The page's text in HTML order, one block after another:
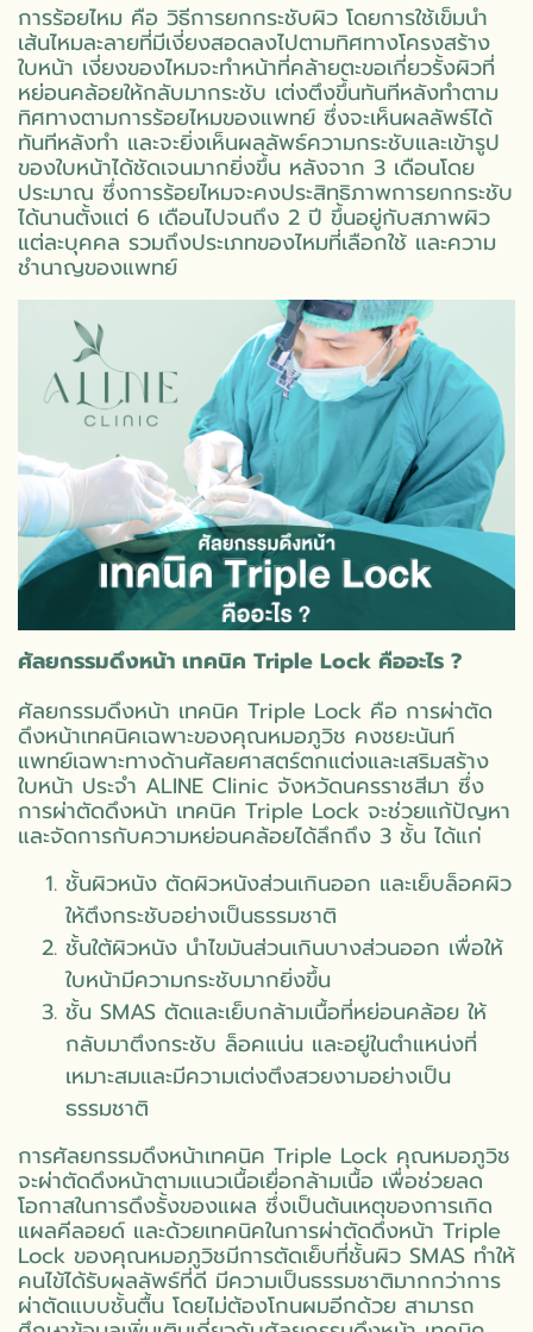
การร้อยไหม คือ วิธีการยกกระชับผิว โดยการใช้เข็มนำ
เส้นไหมละลายที่มีเงี่ยงสอดลงไปตามทิศทางโครงสร้าง
ใบหน้า เงี่ยงของไหมจะทำหน้าที่คล้ายตะขอเกี่ยวรั้งผิวที่
หย่อนคล้อยให้กลับมากระชับ เต่งตึงขึ้นทันทีหลังทำตาม
ทิศทางตามการร้อยไหมของแพทย์ ซึ่งจะเห็นผลลัพธ์ได้
ทันทีหลังทำ และจะยิ่งเห็นผลลัพธ์ความกระชับและเข้ารูป
ของใบหน้าได้ชัดเจนมากยิ่งขึ้น หลังจาก 3 เดือนโดย
ประมาณ ซึ่งการร้อยไหมจะคงประสิทธิภาพการยกกระชับ
ได้นานตั้งแต่ 6 เดือนไปจนถึง 2 ปี ขึ้นอยู่กับสภาพผิว
แต่ละบุคคล รวมถึงประเภทของไหมที่เลือกใช้ และความ
ชำนาญของแพทย์
ศัลยกรรมดึงหน้า เทคนิค Triple Lock คืออะไร ?
ศัลยกรรมดึงหน้า เทคนิค Triple Lock คือ การผ่าตัด
ดึงหน้าเทคนิคเฉพาะของคุณหมอภูวิช คงชยะนันท์
แพทย์เฉพาะทางด้านศัลยศาสตร์ตกแต่งและเสริมสร้าง
ใบหน้า ประจำ ALINE Clinic จังหวัดนครราชสีมา ซึ่ง
การผ่าตัดดึงหน้า เทคนิค Triple Lock จะช่วยแก้ปัญหา
และจัดการกับความหย่อนคล้อยได้ลึกถึง 3 ชั้น ได้แก่
ชั้นผิวหนัง ตัดผิวหนังส่วนเกินออก และเย็บล็อคผิว
ให้ตึงกระชับอย่างเป็นธรรมชาติ
ชั้นใต้ผิวหนัง นำไขมันส่วนเกินบางส่วนออก เพื่อให้
ใบหน้ามีความกระชับมากยิ่งขึ้น
ชั้น SMAS ตัดและเย็บกล้ามเนื้อที่หย่อนคล้อย ให้
กลับมาตึงกระชับ ล็อคแน่น และอยู่ในตำแหน่งที่
เหมาะสมและมีความเต่งตึงสวยงามอย่างเป็น
ธรรมชาติ
การศัลยกรรมดึงหน้าเทคนิค Triple Lock คุณหมอภูวิช
จะผ่าตัดดึงหน้าตามแนวเนื้อเยื่อกล้ามเนื้อ เพื่อช่วยลด
โอกาสในการดึงรั้งของแผล ซึ่งเป็นต้นเหตุของการเกิด
แผลคีลอยด์ และด้วยเทคนิคในการผ่าตัดดึงหน้า Triple
Lock ของคุณหมอภูวิชมีการตัดเย็บที่ชั้นผิว SMAS ทำให้
คนไข้ได้รับผลลัพธ์ที่ดี มีความเป็นธรรมชาติมากกว่าการ
ผ่าตัดแบบชั้นตื้น โดยไม่ต้องโกนผมอีกด้วย สามารถ